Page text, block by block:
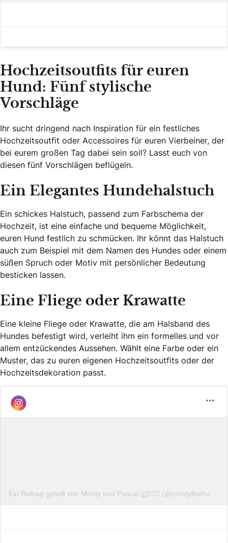
Hochzeitsoutfits für euren
Hund: Fünf stylische
Vorschläge
Ihr sucht dringend nach Inspiration für ein festliches
Hochzeitsoutfit oder Accessoires für euren Vierbeiner, der
bei eurem großen Tag dabei sein soll? Lasst euch von
diesen fünf Vorschlägen beflügeln.
Ein Elegantes Hundehalstuch
Ein schickes Halstuch, passend zum Farbschema der
Hochzeit, ist eine einfache und bequeme Möglichkeit,
euren Hund festlich zu schmücken. Ihr könnt das Halstuch
auch zum Beispiel mit dem Namen des Hundes oder einem
süßen Spruch oder Motiv mit persönlicher Bedeutung
besticken lassen.
Eine Fliege oder Krawatte
Eine kleine Fliege oder Krawatte, die am Halsband des
Hundes befestigt wird, verleiht ihm ein formelles und vor
allem entzückendes Aussehen. Wählt eine Farbe oder ein
Muster, das zu euren eigenen Hochzeitsoutfits oder der
Hochzeitsdekoration passt.